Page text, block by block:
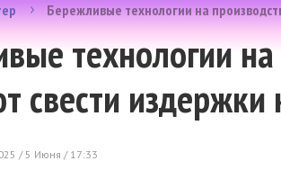
Бережливые технологии на
технологии на
свести
/ 5 Июня / 17:33